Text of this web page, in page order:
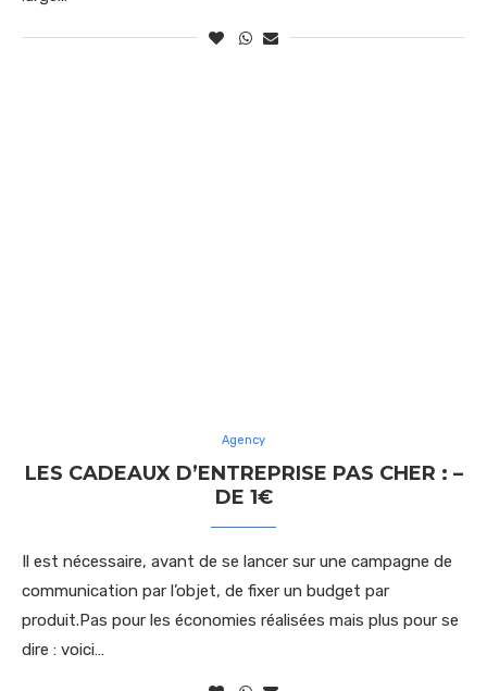
Agency
LES CADEAUX D’ENTREPRISE PAS CHER : –
DE 1€
Il est nécessaire, avant de se lancer sur une campagne de
communication par l’objet, de fixer un budget par
produit.Pas pour les économies réalisées mais plus pour se
dire : voici…